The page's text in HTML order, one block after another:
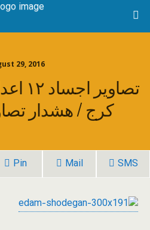
29, 2016
کرج / هشدار
Pin Mail SMS